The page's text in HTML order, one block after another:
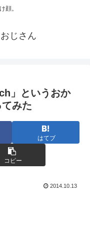
顔。
じさん
」というおか
みた
はてブ
コピー
2014.10.13